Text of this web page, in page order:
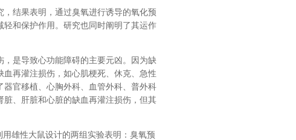
结果表明，通过臭氧进行诱导的氧化预
和保护作用。研究也同时阐明了其运作
是导致心功能障碍的主要元凶。因为缺
再灌注损伤，如心肌梗死、休克、急性
官移植、心胸外科、血管外科、普外科
、肝脏和心脏的缺血再灌注损伤，但其
雄性大鼠设计的两组实验表明：臭氧预